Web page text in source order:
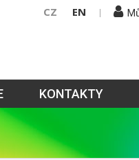
CZ EN
KONTAKTY